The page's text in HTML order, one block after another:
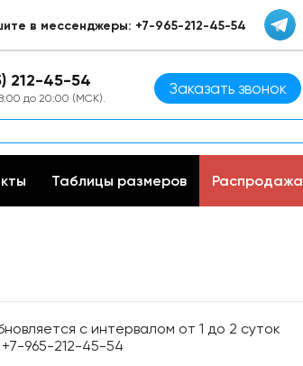
в мессенджеры: +7-965-212-45-54
212-45-54
до 20:00 (МСК).
Заказать звонок
Таблицы размеров Распродажа
с интервалом от 1 до 2 суток
965-212-45-54